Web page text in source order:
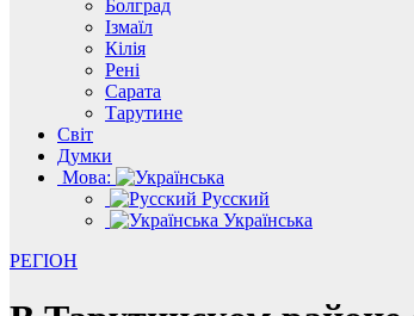
Болград
Ізмаїл
Кілія
Рені
Сарата
Тарутине
Світ
Думки
Мова:
Русский
Українська
РЕГІОН